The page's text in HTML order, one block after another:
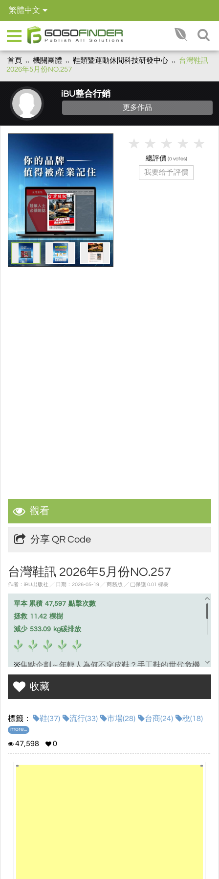
繁體中文
首頁 機關團體 鞋類暨運動休閒科技研發中心
台灣鞋訊
2026年5月份NO.257
iBU整合行銷
更多作品
觀看
分享 QR Code
台灣鞋訊 2026年5月份NO.257
作者：iBU出版社 ╱ 日期：2026-05-19 ╱ 商務版 ╱ 已保護 0.01 棵樹
單本 累積 47,597 點擊次數
拯救 11.42 棵樹
減少 533.09 kg碳排放
※焦點企劃～年輕人為何不穿皮鞋？手工鞋的世代危機
◎台灣製鞋公會召開第十六屆第十一次理監事會議
◎2026全球健身趨勢 運動跨領域價值被看見
收藏
標籤： 鞋(37) 流行(33) 市場(28) 台商(24) 稅(18)
more...
47,598 0
總評價 (0 votes)
我要给予評價